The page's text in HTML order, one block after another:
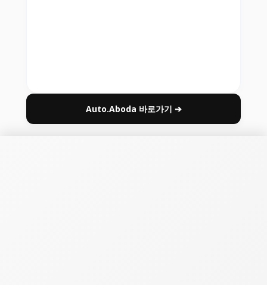
Auto.Aboda 바로가기 ➔